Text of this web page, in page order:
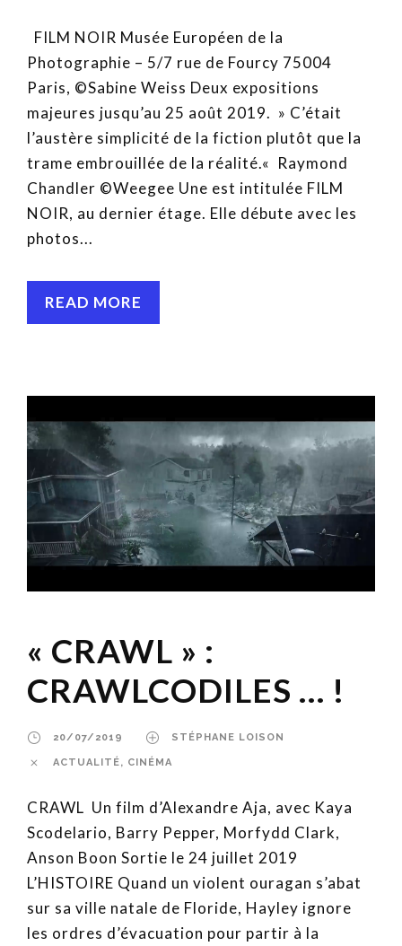
FILM NOIR Musée Européen de la
Photographie – 5/7 rue de Fourcy 75004
Paris, ©Sabine Weiss Deux expositions
majeures jusqu’au 25 août 2019. » C’était
l’austère simplicité de la fiction plutôt que la
trame embrouillée de la réalité.« Raymond
Chandler ©Weegee Une est intitulée FILM
NOIR, au dernier étage. Elle débute avec les
photos...
READ MORE
« CRAWL » :
CRAWLCODILES … !
20/07/2019 STÉPHANE LOISON
ACTUALITÉ, CINÉMA
CRAWL Un film d’Alexandre Aja, avec Kaya
Scodelario, Barry Pepper, Morfydd Clark,
Anson Boon Sortie le 24 juillet 2019
L’HISTOIRE Quand un violent ouragan s’abat
sur sa ville natale de Floride, Hayley ignore
les ordres d’évacuation pour partir à la